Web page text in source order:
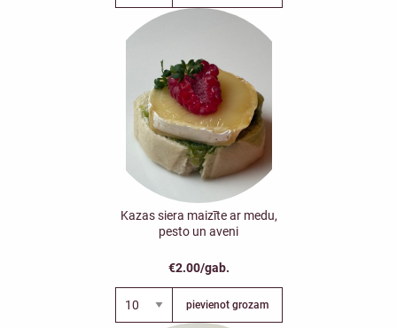
Kazas siera maizīte ar medu,
pesto un aveni
€2.00/gab.
pievienot grozam